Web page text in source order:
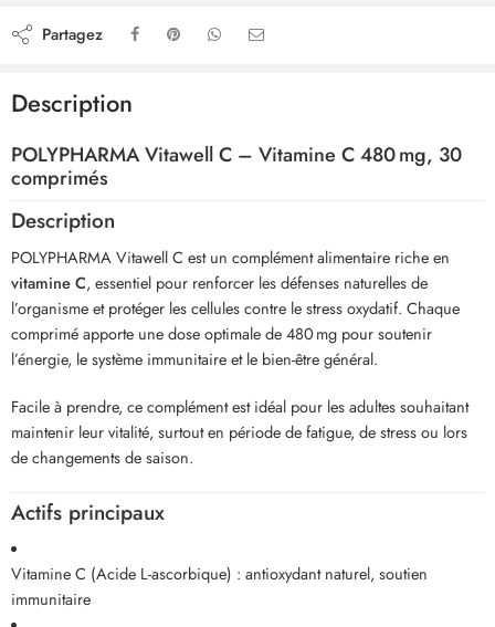
Partagez
Description
POLYPHARMA Vitawell C – Vitamine C 480 mg, 30
comprimés
Description
POLYPHARMA Vitawell C est un complément alimentaire riche en
vitamine C, essentiel pour renforcer les défenses naturelles de
l’organisme et protéger les cellules contre le stress oxydatif. Chaque
comprimé apporte une dose optimale de 480 mg pour soutenir
l’énergie, le système immunitaire et le bien-être général.
Facile à prendre, ce complément est idéal pour les adultes souhaitant
maintenir leur vitalité, surtout en période de fatigue, de stress ou lors
de changements de saison.
Actifs principaux
Vitamine C (Acide L-ascorbique) : antioxydant naturel, soutien
immunitaire